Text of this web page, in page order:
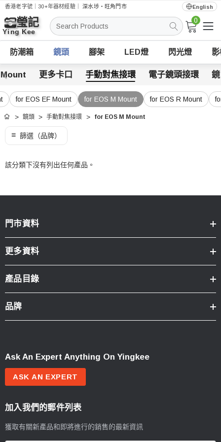
香港老字號｜30+年器材經驗｜深水埗・旺角門市 English
搜
索
0
防潮箱 鏡頭 腳架 LED燈 閃光燈
更多卡口 手動對焦接環 電子鏡頭接環
for EOS EF Mount for EOS M Mount for EOS R Mount
首頁 鏡頭 手動對焦接環 for EOS M Mount
該分類下沒有列出任何產品。
門市資料
更多資料
產品目錄
品牌
Ask An Expert Anything On Yingkee
ASK AN EXPERT
加入我們的郵件列表
獲取有關新產品和即將進行的銷售的最新資訊